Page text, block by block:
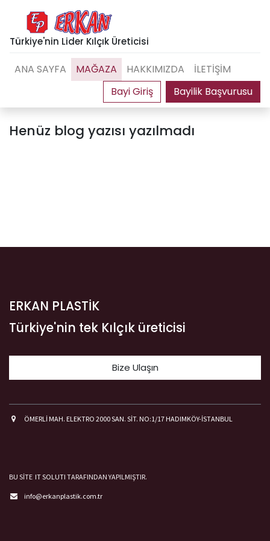
Türkiye'nin Lider Kılçık Üreticisi
Bayilik Başvurusu
ANA SAYFA MAĞAZA HAKKIMIZDA İLETİŞİM
Henüz blog yazısı yazılmadı
ERKAN PLASTİK
Türkiye'nin tek Kılçık üreticisi
Bize Ulaşın
ÖMERLİ MAH. ELEKTRO 2000 SAN. SİT. NO:1/17 HADIMKÖY-İSTANBUL
BU SİTE IT SOLUTI TARAFINDAN YAPILMIŞTIR.
info@erkanplastik.com.tr